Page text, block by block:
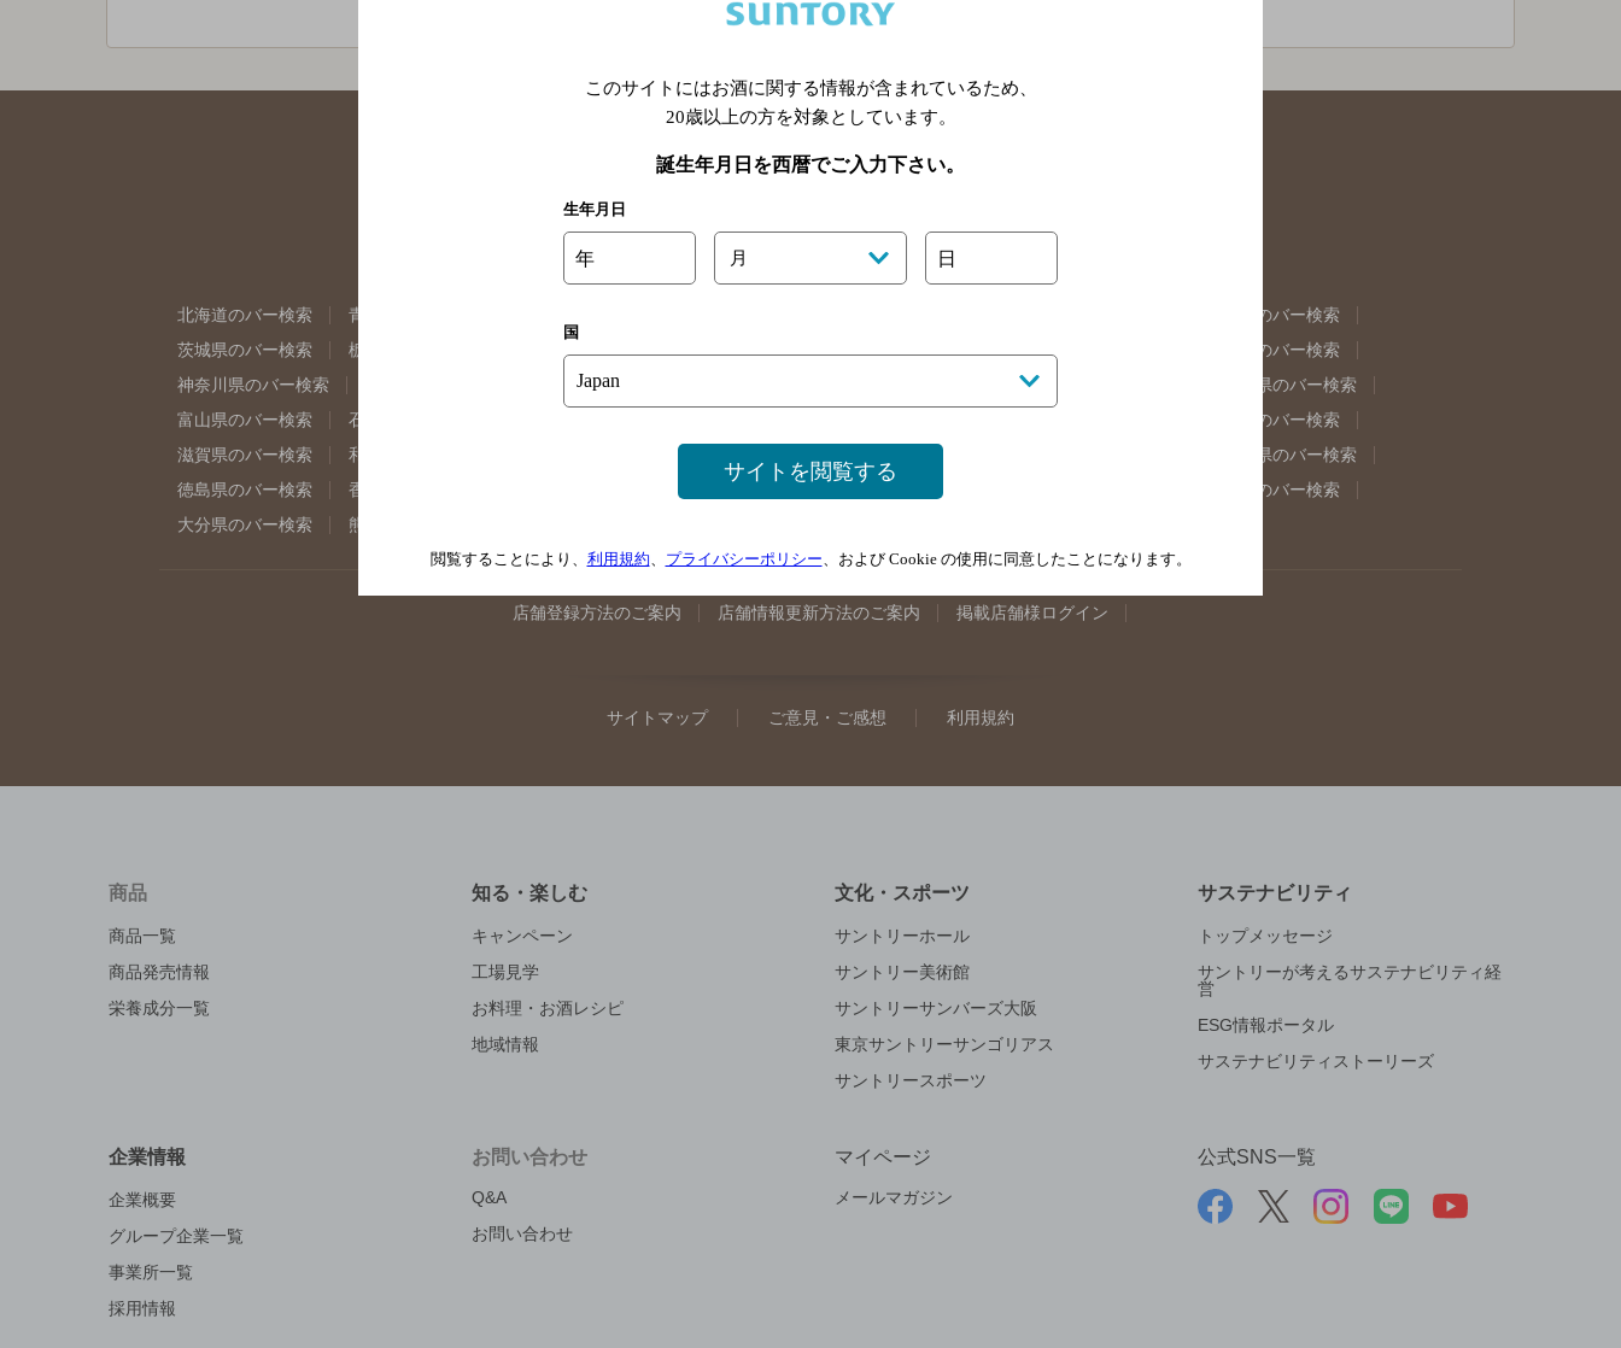
関連ページ
北海道のバー検索 青森県のバー検索
福島県のバー検索
茨城県のバー検索
栃木県のバー検索
東京都のバー検索
神奈川県のバー検索
埼玉県のバー検索
岐阜県のバー検索
富山県のバー検索
石川県のバー検索
奈良県のバー検索
滋賀県のバー検索
和歌山県のバー検索 山口県のバー検索
島根県のバー検索
徳島県のバー検索
香川県のバー検索
佐賀県のバー検索
大分県のバー検索
熊本県のバー検索
店舗登録方法のご案内 店舗情報更新方法のご案内 掲載店舗様ログイン
サイトマップ ご意見・ご感想 利用規約
商品
商品一覧
商品発売情報
栄養成分一覧
知る・楽しむ
キャンペーン
工場見学
お料理・お酒レシピ
地域情報
文化・スポーツ
サントリーホール
サントリー美術館
サントリーサンバーズ大阪
東京サントリーサンゴリアス
サントリースポーツ
サステナビリティ
トップメッセージ
サントリーが考えるサステナビリティ経
営
ESG情報ポータル
サステナビリティストーリーズ
企業情報
企業概要
グループ企業一覧
事業所一覧
採用情報
お問い合わせ
Q&A
お問い合わせ
マイページ
メールマガジン
公式SNS一覧
このサイトにはお酒に関する情報が含まれているため、
20歳以上の方を対象としています。
誕生年月日を西暦でご入力下さい。
生年月日
年 月 日
国
サイトを閲覧する
閲覧することにより、 利用規約、 プライバシーポリシー、および Cookie の使用に同意したことになります。